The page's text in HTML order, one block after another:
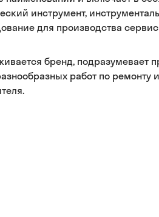
инструмент,
для производства
бренд, подразумевает
работ по ремонту